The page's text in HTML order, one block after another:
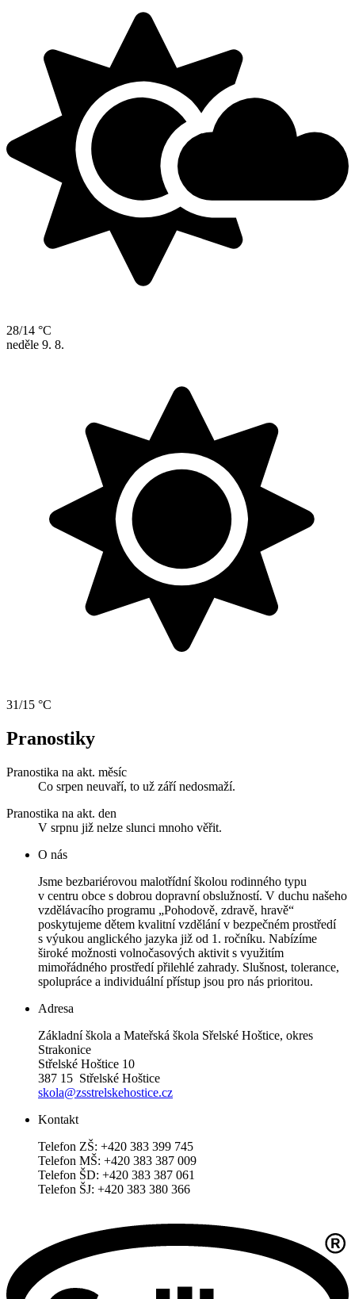
28/14 °C
neděle 9. 8.
31/15 °C
Pranostiky
Pranostika na akt. měsíc
Co srpen neuvaří, to už září nedosmaží.
Pranostika na akt. den
V srpnu již nelze slunci mnoho věřit.
O nás
Jsme bezbariérovou malotřídní školou rodinného typu
v centru obce s dobrou dopravní obslužností. V duchu našeho
vzdělávacího programu „Pohodově, zdravě, hravě“
poskytujeme dětem kvalitní vzdělání v bezpečném prostředí
s výukou anglického jazyka již od 1. ročníku. Nabízíme
široké možnosti volnočasových aktivit s využitím
mimořádného prostředí přilehlé zahrady. Slušnost, tolerance,
spolupráce a individuální přístup jsou pro nás prioritou.
Adresa
Základní škola a Mateřská škola Sřelské Hoštice, okres
Strakonice
Střelské Hoštice 10
387 15 Střelské Hoštice
skola@zsstrelskehostice.cz
Kontakt
Telefon ZŠ: +420 383 399 745
Telefon MŠ: +420 383 387 009
Telefon ŠD: +420 383 387 061
Telefon ŠJ: +420 383 380 366